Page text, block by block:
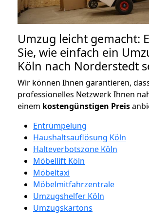
Umzug leicht gemacht:
Sie, wie einfach ein
Köln nach Norderstedt
Wir können Ihnen garantieren,
professionelles Netzwerk Ihnen
einem kostengünstigen Preis
Entrümpelung
Haushaltsauflösung Köln
Halteverbotszone Köln
Möbellift Köln
Möbeltaxi
Möbelmitfahrzentrale
Umzugshelfer Köln
Umzugskartons